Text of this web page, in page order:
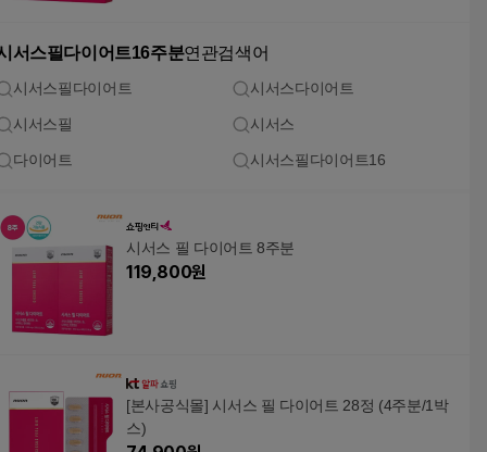
서스필다이어트16주분연관검색어
시서스필다이어트 시서스다이어트
시서스필 시서스
다이어트 시서스필다이어트16
시서스 필 다이어트 8주분
119,800원
[본사공식몰] 시서스 필 다이어트 28정 (4주분/1박
스)